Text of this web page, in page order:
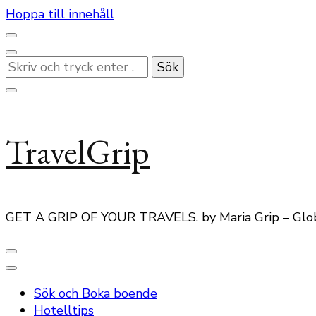
Hoppa till innehåll
Letar
du
efter
TravelGrip
GET A GRIP OF YOUR TRAVELS. by Maria Grip –
Sök och Boka boende
Hotelltips